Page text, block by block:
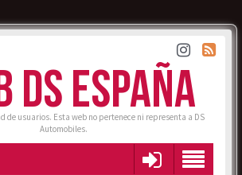
DS ESPAÑA
de usuarios. Esta web no pertenece ni representa a DS
Automobiles.